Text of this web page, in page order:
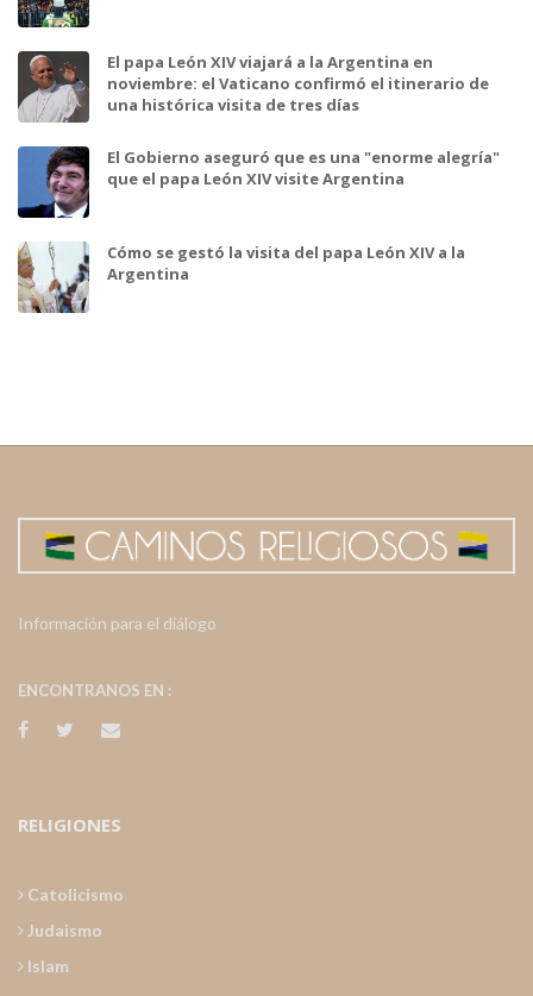
El papa León XIV viajará a la Argentina en
noviembre: el Vaticano confirmó el itinerario de
una histórica visita de tres días
El Gobierno aseguró que es una "enorme alegría"
que el papa León XIV visite Argentina
Cómo se gestó la visita del papa León XIV a la
Argentina
Información para el diálogo
ENCONTRANOS EN :
RELIGIONES
Catolicismo
Judaismo
Islam